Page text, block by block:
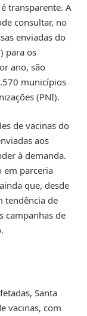
transparente. A
consultar, no
enviadas do
para os
ano, são
municípios
(PNI).
de vacinas do
aos
à demanda.
em parceria
que, desde
tendência de
campanhas de
Santa
vacinas, com